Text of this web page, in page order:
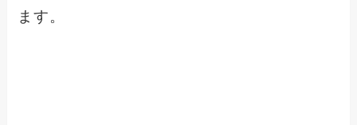
ます。